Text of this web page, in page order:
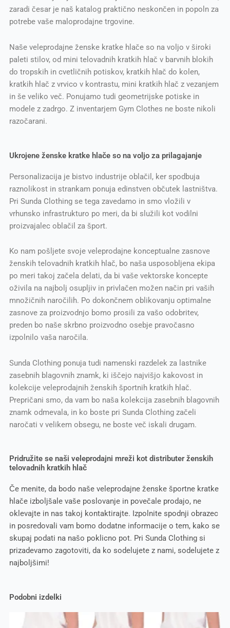
zaradi česar je naš katalog praktično neskončen in popoln za
potrebe vaše maloprodajne trgovine.
Naše veleprodajne ženske kratke hlače so na voljo v široki
paleti stilov, od mini telovadnih kratkih hlač v barvnih blokih
do tropskih in cvetličnih potiskov, kratkih hlač do kolen,
kratkih hlač z vrvico v kontrastu, mini kratkih hlač z vezanjem
in še veliko več. Ponujamo tudi geometrijske potiske in
modele z zadrgo. Z inventarjem Gym Clothes ne boste nikoli
razočarani.
Ukrojene ženske kratke hlače so na voljo za prilagajanje
Personalizacija je bistvo industrije oblačil, ker spodbuja
raznolikost in strankam ponuja edinstven občutek lastništva.
Pri Sunda Clothing se tega zavedamo in smo vložili v
vrhunsko infrastrukturo po meri, da bi služili kot vodilni
proizvajalec oblačil za šport.
Ko nam pošljete svoje veleprodajne konceptualne zasnove
ženskih telovadnih kratkih hlač, bo naša usposobljena ekipa
po meri takoj začela delati, da bi vaše vektorske koncepte
oživila na najbolj osupljiv in privlačen možen način pri vaših
množičnih naročilih. Po dokončnem oblikovanju optimalne
zasnove za proizvodnjo bomo prosili za vašo odobritev,
preden bo naše skrbno proizvodno osebje pravočasno
izpolnilo vaša naročila.
Sunda Clothing ponuja tudi namenski razdelek za lastnike
zasebnih blagovnih znamk, ki iščejo najvišjo kakovost in
kolekcije veleprodajnih ženskih športnih kratkih hlač.
Prepričani smo, da vam bo naša kolekcija zasebnih blagovnih
znamk odmevala, in ko boste pri Sunda Clothing začeli
naročati v velikem obsegu, ne boste več iskali drugam.
Pridružite se naši veleprodajni mreži kot distributer ženskih
telovadnih kratkih hlač
Če menite, da bodo naše veleprodajne ženske športne kratke
hlače izboljšale vaše poslovanje in povečale prodajo, ne
oklevajte in nas takoj kontaktirajte. Izpolnite spodnji obrazec
in posredovali vam bomo dodatne informacije o tem, kako se
skupaj podati na našo poklicno pot. Pri Sunda Clothing si
prizadevamo zagotoviti, da ko sodelujete z nami, sodelujete z
najboljšimi!
Podobni izdelki